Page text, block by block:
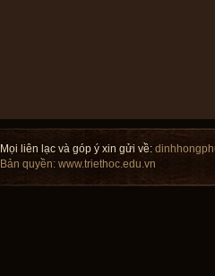
Mọi liên lạc và góp ý xin gửi về:
Bản quyền: www.triethoc.edu.vn